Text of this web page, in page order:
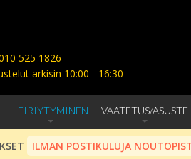
525 1826
arkisin 10:00 - 16:30
LEIRIYTYMINEN VAATETUS/ASUSTE
ILMAN POSTIKULUJA